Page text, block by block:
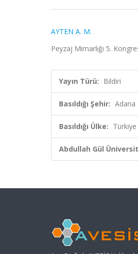
AYTEN A. M.
Peyzaj Mimarlığı 5.
Yayın Türü: Bildiri
Basıldığı Şehir: Adana
Basıldığı Ülke: Türkiye
Abdullah Gül